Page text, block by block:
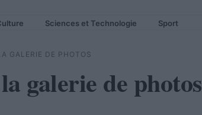
Sciences et Technologie Sport
GALERIE DE PHOTOS
galerie de photos